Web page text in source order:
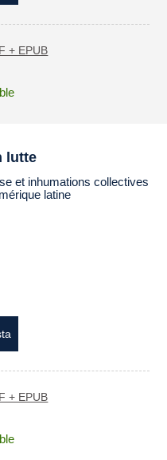
+ EPUB
lutte
et inhumations collectives
latine
+ EPUB